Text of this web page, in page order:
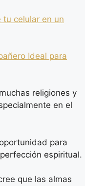
tu celular en un
Ideal para
religiones y
en el
para
espiritual.
que las almas